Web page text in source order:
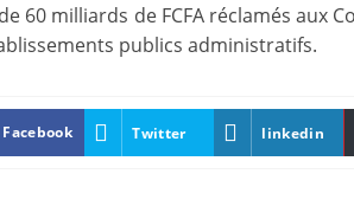
60 milliards de FCFA réclamés aux
publics administratifs.
Facebook Twitter linkedin